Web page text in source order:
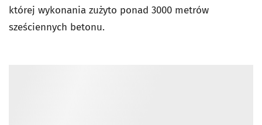
której wykonania zużyto ponad 3000 metrów
sześciennych betonu.